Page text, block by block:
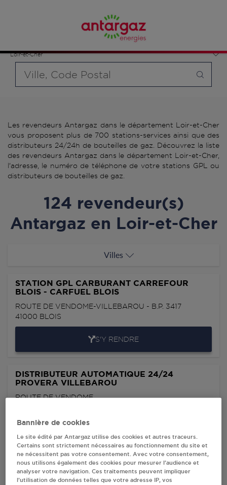
Loir-et-Cher
bouteille souhaité et le type de point de vente (revendeur /
distributeur automatique de bouteilles de gaz ou station GPL
carburant)
Les revendeurs Antargaz dans le département Loir-et-Cher
vous proposent plus de 700 stations-services ainsi que des
distributeurs 24/24h de bouteilles de gaz. Découvrez la liste
des revendeurs Antargaz dans le département Loir-et-Cher,
l'adresse, le numéro de téléphone de votre stations GPL ou
distributeurs de bouteilles de gaz.
124 revendeur(s)
Antargaz en Loir-et-Cher
Villes
STATION GPL CARBURANT CARREFOUR
BLOIS - CARFUEL BLOIS
ROUTE DE VENDOME-VILLEBAROU - B.P. 3417
41000 BLOIS
S'Y RENDRE
DISTRIBUTEUR AUTOMATIQUE 24/24
PROVERA VILLEBAROU
ROUTE DE VENDOME
PROMOCASH VILLEBAROU
21 RUE DES MARDEAUX
Bannière de cookies
Le site édité par Antargaz utilise des cookies et autres traceurs.
Certains sont strictement nécessaires au fonctionnement du site et
ne nécessitent pas votre consentement. Avec votre consentement,
nous utilisons également des cookies pour mesurer l’audience et
analyser votre navigation. Ces traitements peuvent impliquer
l’utilisation de données telles que votre adresse IP, vos